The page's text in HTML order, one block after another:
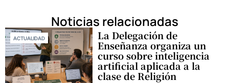
Noticias relacionadas
ACTUALIDAD La Delegación de
Enseñanza organiza un
curso sobre inteligencia
artificial aplicada a la
clase de Religión